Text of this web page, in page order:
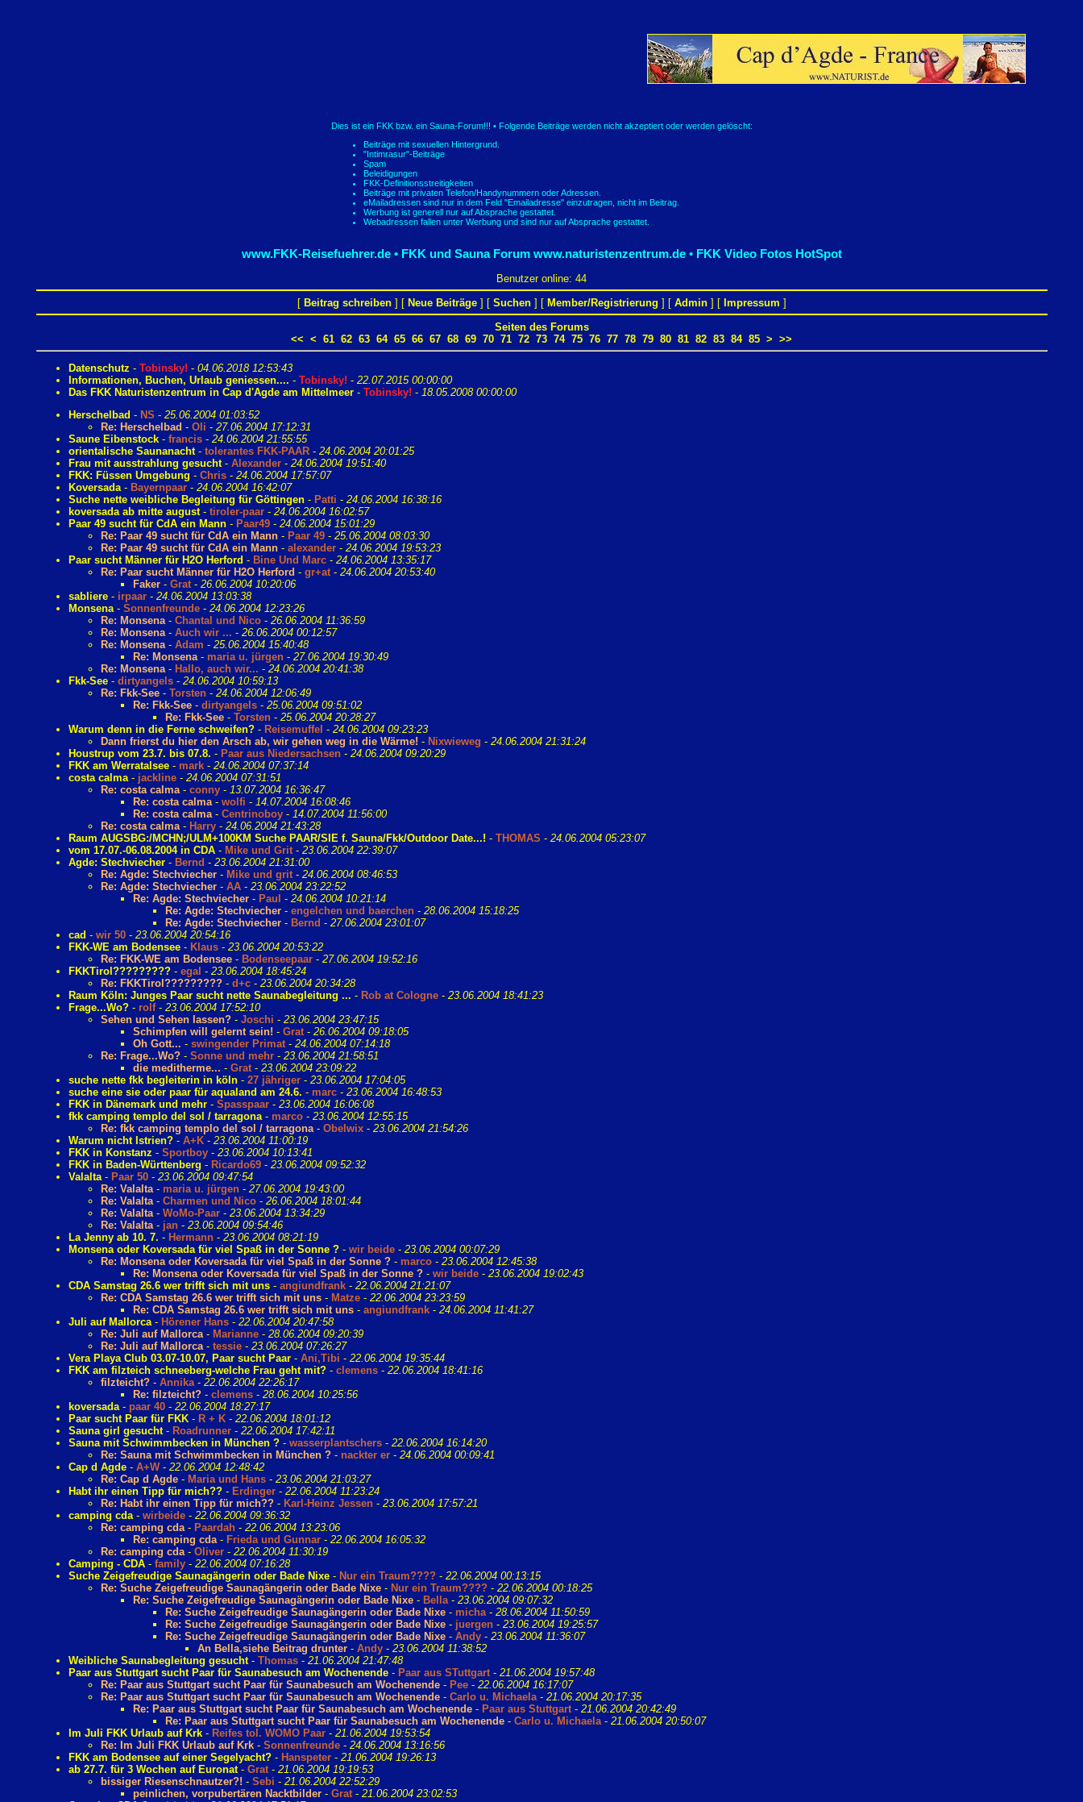
Dies ist ein FKK bzw. ein Sauna-Forum!!! • Folgende Beiträge werden nicht akzeptiert oder werden gelöscht:
Beiträge mit sexuellen Hintergrund.
"Intimrasur"-Beiträge
Spam
Beleidigungen
FKK-Definitionsstreitigkeiten
Beiträge mit privaten Telefon/Handynummern oder Adressen.
eMailadressen sind nur in dem Feld "Emailadresse" einzutragen, nicht im Beitrag.
Werbung ist generell nur auf Absprache gestattet.
Webadressen fallen unter Werbung und sind nur auf Absprache gestattet.
www.FKK-Reisefuehrer.de • FKK und Sauna Forum www.naturistenzentrum.de • FKK Video Fotos HotSpot
Benutzer online: 44
[ Beitrag schreiben] [ Neue Beiträge] [ Suchen] [ Member/Registrierung ] [ Admin] [ Impressum ]
Seiten des Forums
<< < 61 62 63 64 65 66 67 68 69 70 71 72 73 74 75 76 77 78 79 80 81 82 83 84 85 > >>
Datenschutz - Tobinsky! - 04.06.2018 12:53:43
Informationen, Buchen, Urlaub geniessen.... - Tobinsky! - 22.07.2015 00:00:00
Das FKK Naturistenzentrum in Cap d'Agde am Mittelmeer- Tobinsky! - 18.05.2008 00:00:00
Herschelbad - NS - 25.06.2004 01:03:52
Re: Herschelbad - Oli - 27.06.2004 17:12:31
Saune Eibenstock- francis- 24.06.2004 21:55:55
orientalische Saunanacht- tolerantes FKK-PAAR- 24.06.2004 20:01:25
Frau mit ausstrahlung gesucht- Alexander- 24.06.2004 19:51:40
FKK: Füssen Umgebung - Chris- 24.06.2004 17:57:07
Koversada- Bayernpaar- 24.06.2004 16:42:07
Suche nette weibliche Begleitung für Göttingen- Patti - 24.06.2004 16:38:16
koversada ab mitte august- tiroler-paar- 24.06.2004 16:02:57
Paar 49 sucht für CdA ein Mann- Paar49- 24.06.2004 15:01:29
Re: Paar 49 sucht für CdA ein Mann- Paar 49- 25.06.2004 08:03:30
Re: Paar 49 sucht für CdA ein Mann- alexander- 24.06.2004 19:53:23
Paar sucht Männer für H2O Herford - Bine Und Marc- 24.06.2004 13:35:17
Re: Paar sucht Männer für H2O Herford - gr+at- 24.06.2004 20:53:40
Faker- Grat- 26.06.2004 10:20:06
sabliere- irpaar- 24.06.2004 13:03:38
Monsena- Sonnenfreunde- 24.06.2004 12:23:26
Re: Monsena- Chantal und Nico- 26.06.2004 11:36:59
Re: Monsena- Auch wir ... - 26.06.2004 00:12:57
Re: Monsena- Adam - 25.06.2004 15:40:48
Re: Monsena- maria u. jürgen- 27.06.2004 19:30:49
Re: Monsena- Hallo, auch wir... - 24.06.2004 20:41:38
Fkk-See- dirtyangels- 24.06.2004 10:59:13
Re: Fkk-See- Torsten- 24.06.2004 12:06:49
Re: Fkk-See- dirtyangels- 25.06.2004 09:51:02
Re: Fkk-See- Torsten- 25.06.2004 20:28:27
Warum denn in die Ferne schweifen?- Reisemuffel - 24.06.2004 09:23:23
Dann frierst du hier den Arsch ab, wir gehen weg in die Wärme! - Nixwieweg - 24.06.2004 21:31:24
Houstrup vom 23.7. bis 07.8. - Paar aus Niedersachsen- 24.06.2004 09:20:29
FKK am Werratalsee- mark- 24.06.2004 07:37:14
costa calma- jackline- 24.06.2004 07:31:51
Re: costa calma- conny- 13.07.2004 16:36:47
Re: costa calma- wolfi - 14.07.2004 16:08:46
Re: costa calma- Centrinoboy- 14.07.2004 11:56:00
Re: costa calma- Harry- 24.06.2004 21:43:28
Raum AUGSBG:/MCHN;/ULM+100KM Suche PAAR/SIE f. Sauna/Fkk/Outdoor Date...! - THOMAS - 24.06.2004 05:23:07
vom 17.07.-06.08.2004 in CDA- Mike und Grit- 23.06.2004 22:39:07
Agde: Stechviecher- Bernd - 23.06.2004 21:31:00
Re: Agde: Stechviecher- Mike und grit- 24.06.2004 08:46:53
Re: Agde: Stechviecher- AA- 23.06.2004 23:22:52
Re: Agde: Stechviecher- Paul - 24.06.2004 10:21:14
Re: Agde: Stechviecher- engelchen und baerchen- 28.06.2004 15:18:25
Re: Agde: Stechviecher- Bernd - 27.06.2004 23:01:07
cad - wir 50- 23.06.2004 20:54:16
FKK-WE am Bodensee- Klaus- 23.06.2004 20:53:22
Re: FKK-WE am Bodensee- Bodenseepaar- 27.06.2004 19:52:16
FKKTirol?????????- egal - 23.06.2004 18:45:24
Re: FKKTirol?????????- d+c- 23.06.2004 20:34:28
Raum Köln: Junges Paar sucht nette Saunabegleitung ... - Rob at Cologne- 23.06.2004 18:41:23
Frage...Wo?- rolf- 23.06.2004 17:52:10
Sehen und Sehen lassen?- Joschi - 23.06.2004 23:47:15
Schimpfen will gelernt sein! - Grat- 26.06.2004 09:18:05
Oh Gott... - swingender Primat- 24.06.2004 07:14:18
Re: Frage...Wo?- Sonne und mehr- 23.06.2004 21:58:51
die meditherme... - Grat- 23.06.2004 23:09:22
suche nette fkk begleiterin in köln- 27 jähriger- 23.06.2004 17:04:05
suche eine sie oder paar für aqualand am 24.6. - marc- 23.06.2004 16:48:53
FKK in Dänemark und mehr- Spasspaar- 23.06.2004 16:06:08
fkk camping templo del sol / tarragona- marco- 23.06.2004 12:55:15
Re: fkk camping templo del sol / tarragona- Obelwix- 23.06.2004 21:54:26
Warum nicht Istrien?- A+K- 23.06.2004 11:00:19
FKK in Konstanz - Sportboy- 23.06.2004 10:13:41
FKK in Baden-Württenberg - Ricardo69- 23.06.2004 09:52:32
Valalta- Paar 50- 23.06.2004 09:47:54
Re: Valalta- maria u. jürgen- 27.06.2004 19:43:00
Re: Valalta- Charmen und Nico- 26.06.2004 18:01:44
Re: Valalta- WoMo-Paar- 23.06.2004 13:34:29
Re: Valalta- jan- 23.06.2004 09:54:46
La Jenny ab 10. 7. - Hermann- 23.06.2004 08:21:19
Monsena oder Koversada für viel Spaß in der Sonne ?- wir beide- 23.06.2004 00:07:29
Re: Monsena oder Koversada für viel Spaß in der Sonne ?- marco- 23.06.2004 12:45:38
Re: Monsena oder Koversada für viel Spaß in der Sonne ?- wir beide- 23.06.2004 19:02:43
CDA Samstag 26.6 wer trifft sich mit uns- angiundfrank- 22.06.2004 21:21:07
Re: CDA Samstag 26.6 wer trifft sich mit uns- Matze- 22.06.2004 23:23:59
Re: CDA Samstag 26.6 wer trifft sich mit uns- angiundfrank- 24.06.2004 11:41:27
Juli auf Mallorca- Hörener Hans- 22.06.2004 20:47:58
Re: Juli auf Mallorca- Marianne- 28.06.2004 09:20:39
Re: Juli auf Mallorca- tessie- 23.06.2004 07:26:27
Vera Playa Club 03.07-10.07, Paar sucht Paar- Ani,Tibi - 22.06.2004 19:35:44
FKK am filzteich schneeberg-welche Frau geht mit?- clemens- 22.06.2004 18:41:16
filzteicht?- Annika- 22.06.2004 22:26:17
Re: filzteicht?- clemens- 28.06.2004 10:25:56
koversada- paar 40- 22.06.2004 18:27:17
Paar sucht Paar für FKK- R + K- 22.06.2004 18:01:12
Sauna girl gesucht- Roadrunner- 22.06.2004 17:42:11
Sauna mit Schwimmbecken in München ?- wasserplantschers- 22.06.2004 16:14:20
Re: Sauna mit Schwimmbecken in München ?- nackter er- 24.06.2004 00:09:41
Cap d Agde- A+W- 22.06.2004 12:48:42
Re: Cap d Agde- Maria und Hans- 23.06.2004 21:03:27
Habt ihr einen Tipp für mich??- Erdinger- 22.06.2004 11:23:24
Re: Habt ihr einen Tipp für mich??- Karl-Heinz Jessen- 23.06.2004 17:57:21
camping cda- wirbeide- 22.06.2004 09:36:32
Re: camping cda- Paardah- 22.06.2004 13:23:06
Re: camping cda- Frieda und Gunnar- 22.06.2004 16:05:32
Re: camping cda- Oliver- 22.06.2004 11:30:19
Camping - CDA- family- 22.06.2004 07:16:28
Suche Zeigefreudige Saunagängerin oder Bade Nixe- Nur ein Traum????- 22.06.2004 00:13:15
Re: Suche Zeigefreudige Saunagängerin oder Bade Nixe- Nur ein Traum????- 22.06.2004 00:18:25
Re: Suche Zeigefreudige Saunagängerin oder Bade Nixe- Bella- 23.06.2004 09:07:32
Re: Suche Zeigefreudige Saunagängerin oder Bade Nixe- micha- 28.06.2004 11:50:59
Re: Suche Zeigefreudige Saunagängerin oder Bade Nixe- juergen- 23.06.2004 19:25:57
Re: Suche Zeigefreudige Saunagängerin oder Bade Nixe- Andy- 23.06.2004 11:36:07
An Bella,siehe Beitrag drunter- Andy- 23.06.2004 11:38:52
Weibliche Saunabegleitung gesucht- Thomas- 21.06.2004 21:47:48
Paar aus Stuttgart sucht Paar für Saunabesuch am Wochenende- Paar aus STuttgart- 21.06.2004 19:57:48
Re: Paar aus Stuttgart sucht Paar für Saunabesuch am Wochenende- Pee- 22.06.2004 16:17:07
Re: Paar aus Stuttgart sucht Paar für Saunabesuch am Wochenende- Carlo u. Michaela- 21.06.2004 20:17:35
Re: Paar aus Stuttgart sucht Paar für Saunabesuch am Wochenende- Paar aus Stuttgart- 21.06.2004 20:42:49
Re: Paar aus Stuttgart sucht Paar für Saunabesuch am Wochenende- Carlo u. Michaela- 21.06.2004 20:50:07
Im Juli FKK Urlaub auf Krk- Reifes tol. WOMO Paar- 21.06.2004 19:53:54
Re: Im Juli FKK Urlaub auf Krk- Sonnenfreunde- 24.06.2004 13:16:56
FKK am Bodensee auf einer Segelyacht?- Hanspeter- 21.06.2004 19:26:13
ab 27.7. für 3 Wochen auf Euronat- Grat- 21.06.2004 19:19:53
bissiger Riesenschnautzer?! - Sebi - 21.06.2004 22:52:29
peinlichen, vorpubertären Nacktbilder- Grat- 21.06.2004 23:02:53